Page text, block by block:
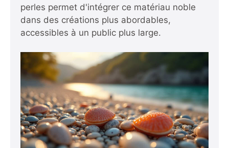
perles permet d'intégrer ce matériau noble
dans des créations plus abordables,
accessibles à un public plus large.